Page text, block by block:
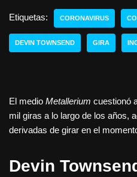
Etiquetas: CORONAVIRUS
DEVIN TOWNSEND GIRA
El medio Metallerium cuestionó
mil giras a lo largo de los años,
derivadas de girar en el
Devin